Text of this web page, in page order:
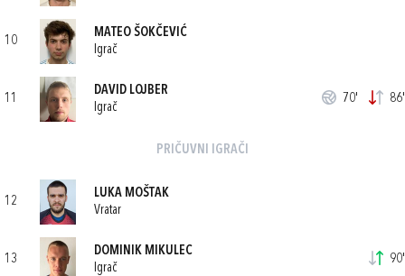
10
MATEO ŠOKČEVIĆ
Igrač
11
DAVID LOJBER
Igrač
70' 86'
PRIČUVNI IGRAČI
12
LUKA MOŠTAK
Vratar
13
DOMINIK MIKULEC
Igrač
90'